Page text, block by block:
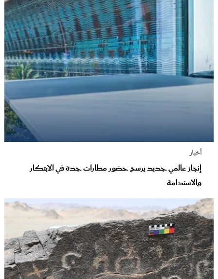
أخبار
إنجاز عالمي جديد يرسخ حضور مطارات جدة في الابتكار
والاستدامة